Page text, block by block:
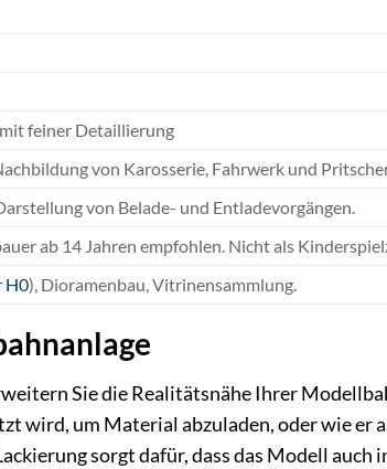
feiner Detaillierung
von Karosserie, Fahrwerk und
von Belade- und Entladevorgängen.
ab 14 Jahren empfohlen. Nicht als
H0), Dioramenbau, Vitrinensammlung.
Sie die Realitätsnähe Ihrer
wird, um Material abzuladen, oder wie er
sorgt dafür, dass das Modell auch